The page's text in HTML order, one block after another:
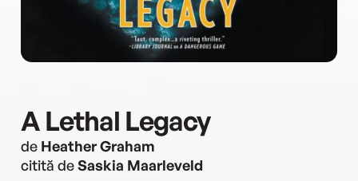
A Lethal Legacy
de Heather Graham
citită deSaskia Maarleveld